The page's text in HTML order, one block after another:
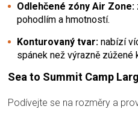
Odlehčené zóny Air Zone:
pohodlím a hmotností.
Konturovaný tvar: nabízí
spánek než výrazně zúžené
Sea to Summit Camp
Podívejte se na rozměry a